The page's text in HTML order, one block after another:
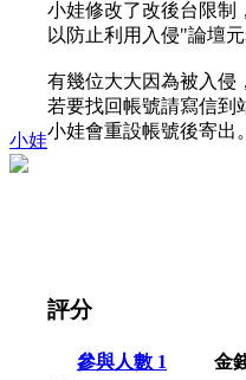
小娃
小娃修改了改後台限制
以防止利用入侵"論壇
有幾位大大因為被入侵
若要找回帳號請寫信到
小娃會重設帳號後寄出。
評分
參與人數 1 金